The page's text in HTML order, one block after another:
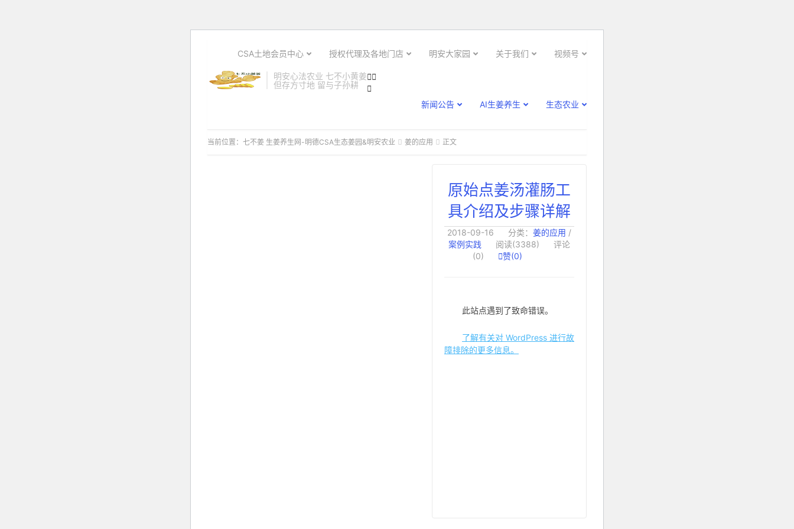
明安心法农业 七不小黄姜
但存方寸地 留与子孙耕


新闻公告
AI生姜养生 生态农业
CSA土地会员中心 授权代理及各地门店 明安大家园 关于我们 视频号

当前位置： 七不姜 生姜养生网-明德CSA生态姜园&明安农业  姜的应用  正文
原始点姜汤灌肠工
具介绍及步骤详解
2018-09-16 分类： 姜的应用 /
案例实践
阅读(3388)
评论
(0)
赞(0)
此站点遇到了致命错误。
了解有关对 WordPress 进行故
障排除的更多信息。